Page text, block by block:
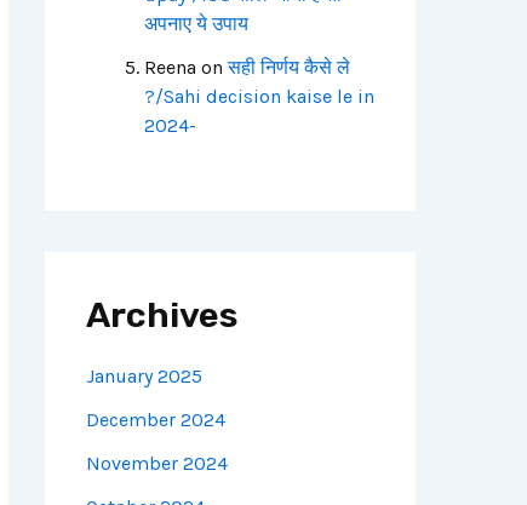
अपनाए ये उपाय
Reena onसही निर्णय कैसे ले
?/Sahi decision kaise le in
2024-
Archives
January 2025
December 2024
November 2024